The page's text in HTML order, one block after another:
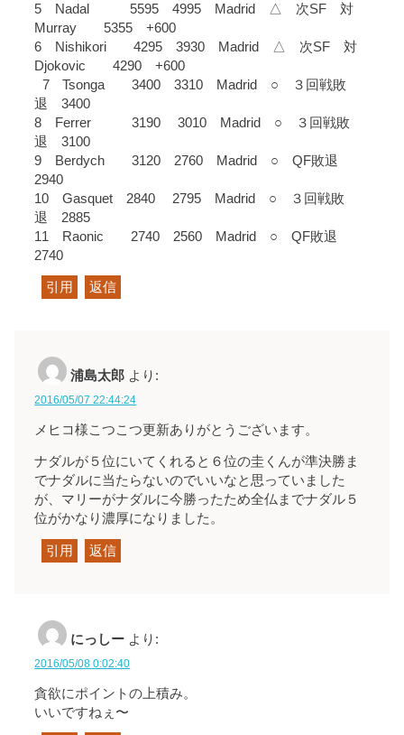
5 Nadal 5595 4995 Madrid △ 次SF 対
Murray 5355 +600
6 Nishikori 4295 3930 Madrid △ 次SF 対
Djokovic 4290 +600
7 Tsonga 3400 3310 Madrid ○ ３回戦敗
退 3400
8 Ferrer 3190 3010 Madrid ○ ３回戦敗
退 3100
9 Berdych 3120 2760 Madrid ○ QF敗退
2940
10 Gasquet 2840 2795 Madrid ○ ３回戦敗
退 2885
11 Raonic 2740 2560 Madrid ○ QF敗退
2740
引用 返信
浦島太郎 より:
2016/05/07 22:44:24
メヒコ様こつこつ更新ありがとうございます。
ナダルが５位にいてくれると６位の圭くんが準決勝ま
でナダルに当たらないのでいいなと思っていました
が、マリーがナダルに今勝ったため全仏までナダル５
位がかなり濃厚になりました。
引用 返信
にっしー より:
2016/05/08 0:02:40
貪欲にポイントの上積み。
いいですねぇ〜